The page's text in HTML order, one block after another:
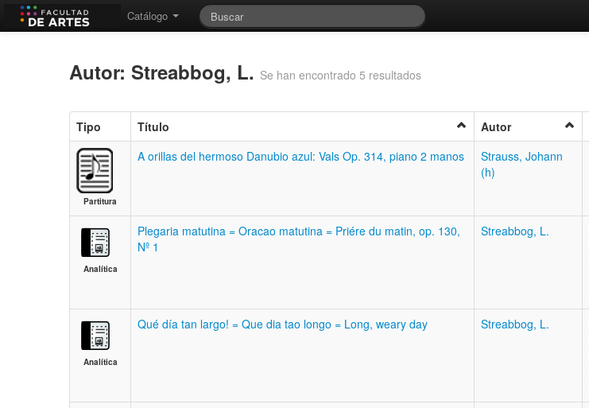
Catálogo
Autor: Streabbog, L. Se han encontrado 5 resultados
Tipo Título Autor
Partitura
A orillas del hermoso Danubio azul: Vals Op. 314, piano 2 manos
Strauss, Johann
(h)
Analítica
Plegaria matutina = Oracao matutina = Priére du matin, op. 130,
Nº 1
Streabbog, L.
Analítica
Qué día tan largo! = Que dia tao longo = Long, weary day Streabbog, L.